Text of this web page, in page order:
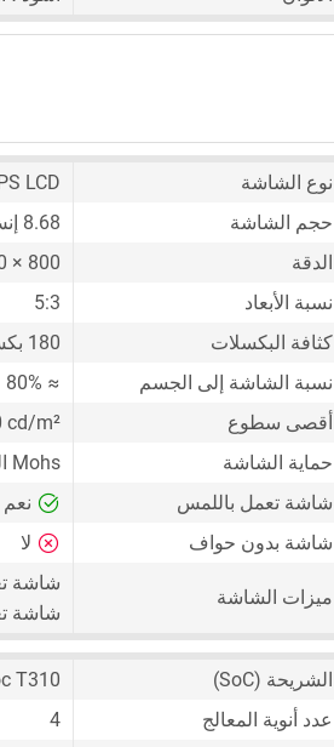
نوع الشاشة
LCD
حجم الشاشة
8.68 إنش
الدقة
800 × 1340 بكسل
نسبة الأبعاد
5:3
كثافة البكسلات
180 بكسل لكل إنش
نسبة الشاشة إلى الجسم
≈ 80%
أقصى سطوع
cd/m²
حماية الشاشة
Mohs المستوى 4
شاشة تعمل باللمس
نعم
شاشة بدون حواف
لا
ميزات الشاشة
شاشة
شاشة
الشريحة (SoC)
T310
عدد أنوية المعالج
4